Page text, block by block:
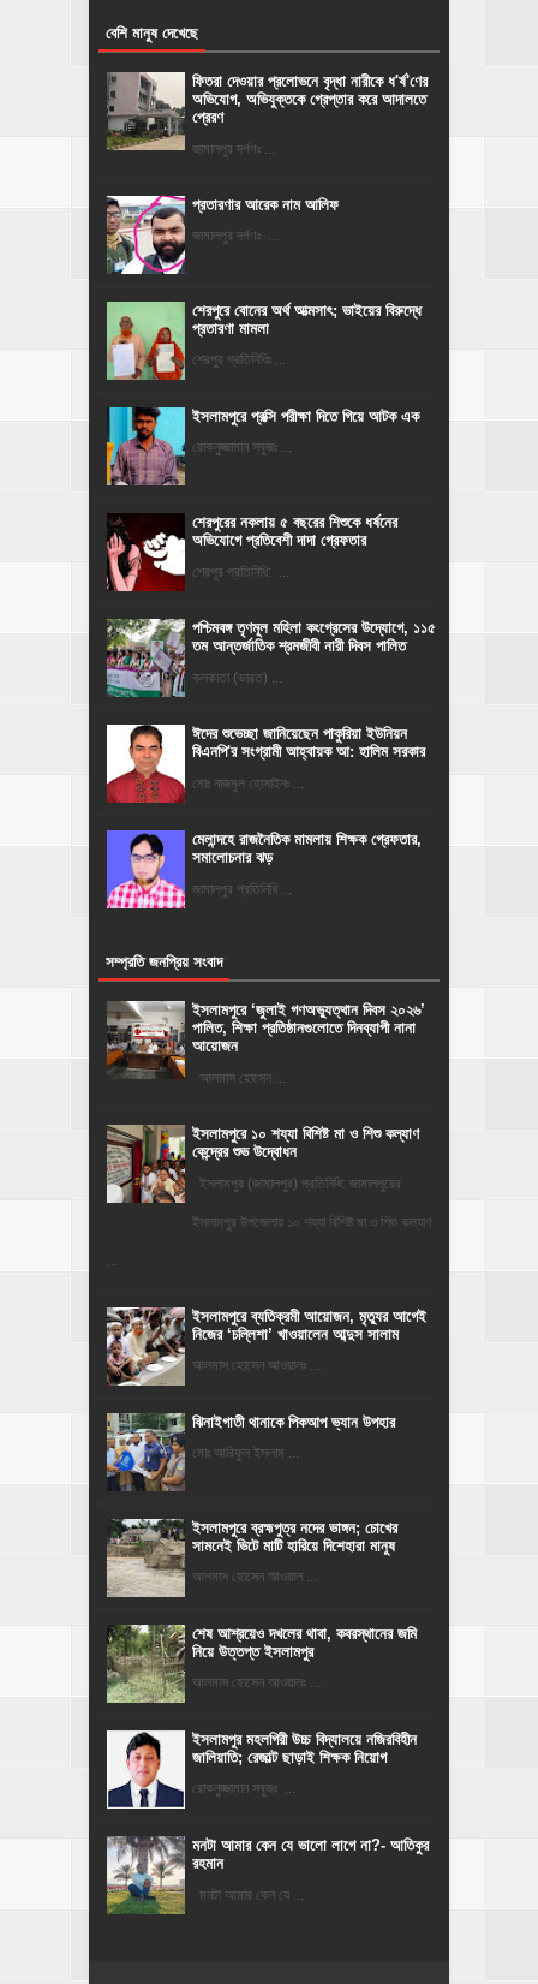
বেশি মানুষ দেখেছে
ফিতরা দেওয়ার প্রলোভনে বৃদ্ধা নারীকে ধ'র্ষ'ণের
অভিযোগ, অভিযুক্তকে গ্রেপ্তার করে আদালতে
প্রেরণ
জামালপুর দর্পণঃ ...
প্রতারণার আরেক নাম আলিফ
জামালপুর দর্পণঃ ...
শেরপুরে বোনের অর্থ আত্মসাৎ; ভাইয়ের বিরুদ্ধে
প্রতারণা মামলা
শেরপুর প্রতিনিধিঃ ...
ইসলামপুরে প্রক্সি পরীক্ষা দিতে গিয়ে আটক এক
রোকনুজ্জামান সবুজঃ ...
শেরপুরের নকলায় ৫ বছরের শিশুকে ধর্ষনের
অভিযোগে প্রতিবেশী দাদা গ্রেফতার
শেরপুর প্রতিনিধি: ...
পশ্চিমবঙ্গ তৃণমূল মহিলা কংগ্রেসের উদ্যোগে, ১১৫
তম আন্তর্জাতিক শ্রমজীবী নারী দিবস পালিত
কলকাতা (ভারত) ...
ঈদের শুভেচ্ছা জানিয়েছেন পাকুরিয়া ইউনিয়ন
বিএনপি'র সংগ্রামী আহ্বায়ক আ: হালিম সরকার
মোঃ নাজমুল হোসাইনঃ ...
মেলান্দহে রাজনৈতিক মামলায় শিক্ষক গ্রেফতার,
সমালোচনার ঝড়
জামালপুর প্রতিনিধি ...
সম্প্রতি জনপ্রিয় সংবাদ
‎ইসলামপুরে ‘জুলাই গণঅভ্যুত্থান দিবস ২০২৬’
পালিত, শিক্ষা প্রতিষ্ঠানগুলোতে দিনব্যাপী নানা
আয়োজন
‎​আলমাস হোসেন ...
ইসলামপুরে ১০ শয্যা বিশিষ্ট মা ও শিশু কল্যাণ
কেন্দ্রের শুভ উদ্বোধন
ইসলামপুর (জামালপুর) প্রতিনিধি: জামালপুরের
ইসলামপুর উপজেলায় ১০ শয্যা বিশিষ্ট মা ও শিশু কল্যাণ
‎ইসলামপুরে ব্যতিক্রমী আয়োজন, মৃত্যুর আগেই
নিজের ‘চল্লিশা’ খাওয়ালেন আব্দুস সালাম
আলমাস হোসেন আওয়ালঃ ...
ঝিনাইগাতী থানাকে পিকআপ ভ্যান উপহার
মোঃ আরিফুল ইসলাম ...
ইসলামপুরে ব্রহ্মপুত্র নদের ভাঙ্গন; চোখের
সামনেই ভিটে মাটি হারিয়ে দিশেহারা মানুষ
আলমাস হোসেন আওয়াল ...
শেষ আশ্রয়েও দখলের থাবা, কবরস্থানের জমি
নিয়ে উত্তপ্ত ইসলামপুর
আলমাস হোসেন আওয়ালঃ ...
​ইসলামপুর মহলগিরী উচ্চ বিদ্যালয়ে নজিরবিহীন
জালিয়াতি; রেজাল্ট ছাড়াই শিক্ষক নিয়োগ
রোকনুজ্জামান সবুজঃ ...
মনটা আমার কেন যে ভালো লাগে না?- আতিকুর
রহমান
মনটা আমার কেন যে ...